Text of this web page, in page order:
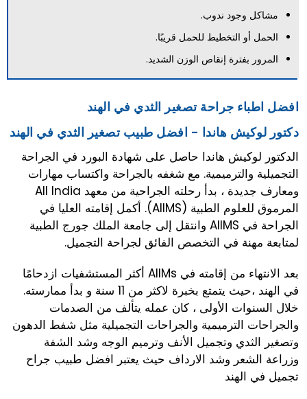
مشاكل وجود ندوب.
الحمل أو التخطيط للحمل قريبًا.
المرور بفترة إنقاص الوزن الشديد.
افضل اطباء جراحة تصغير الثدي في الهند
دكتور لوكيش هاندا - افضل طبيب تصغير الثدي في الهند
الدكتور لوكيش هاندا حاصل على شهادة البورد في الجراحة
التجميلية والترميمية. مع شغفه بالجراحة واكتساب مهارات
ومعارف جديدة ، بدأ رحلته الجراحية من معهد All India
المرموق للعلوم الطبية (AIIMS). أكمل إقامته العليا في
الجراحة في AIIMS وانتقل إلى جامعة الملك جورج الطبية
لمتابعة مهنة في التخصص الفائق لجراحة التجميل.
بعد الانتهاء من إقامته في AIIMs أكثر المستشفيات ازدحامًا
في الهند ،حيث يتمتع بخبرة لاكثر من 11 سنة و بدأ ممارسته.
خلال السنوات الأولى ، كان عمله يتألف من الصدمات
والجراحات الترميمية والجراحات التجميلية مثل شفط الدهون
وتصغير الثدي وتجميل الأنف وترميم الوجه وشد الشفة
وزراعة الشعر وشد الارداف حيث يعتبر افضل طبيب جراح
تجميل في الهند